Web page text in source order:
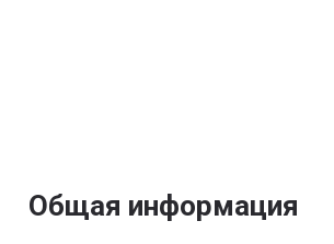
Общая информация